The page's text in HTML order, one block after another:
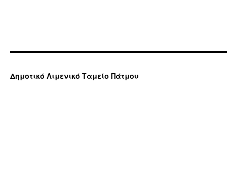
Δημοτικό Λιμενικό Ταμείο Πάτμου